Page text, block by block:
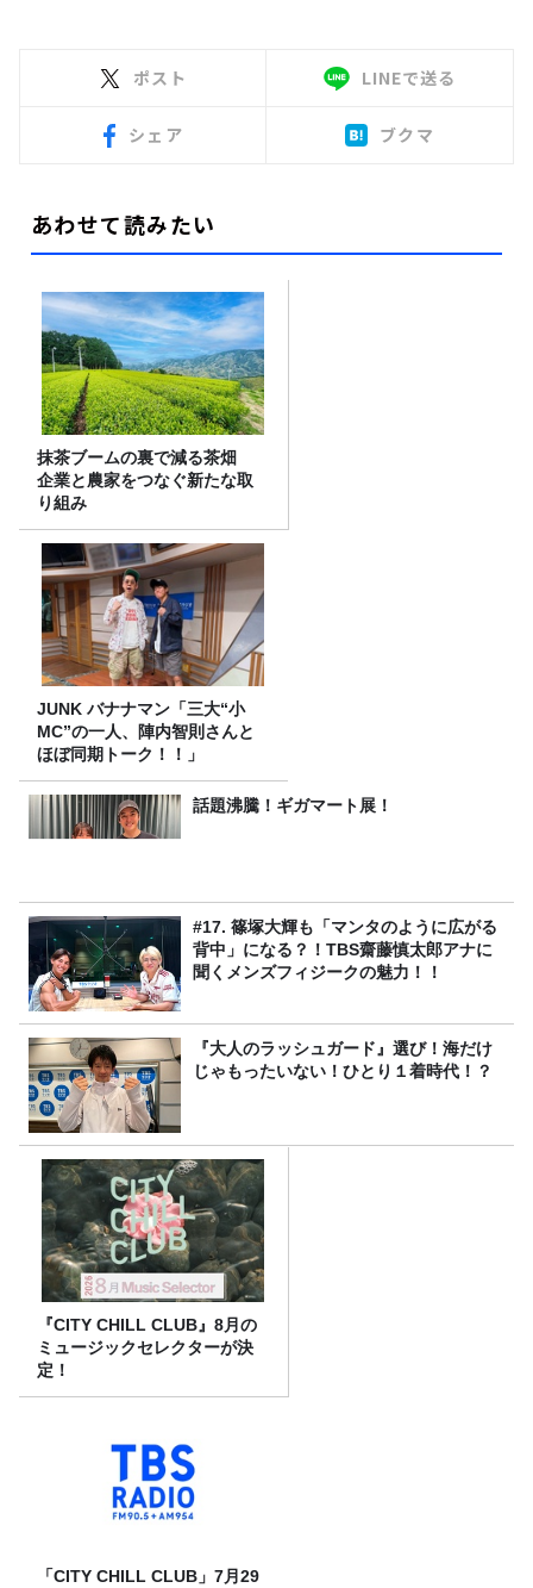
ポスト LINEで送る
シェア ブクマ
あわせて読みたい
抹茶ブームの裏で減る茶畑
企業と農家をつなぐ新たな取
り組み
JUNK バナナマン「三大“小
MC”の一人、陣内智則さんと
ほぼ同期トーク！！」
話題沸騰！ギガマート展！
#17. 篠塚大輝も「マンタのように広がる
背中」になる？！TBS齋藤慎太郎アナに
聞くメンズフィジークの魅力！！
『大人のラッシュガード』選び！海だけ
じゃもったいない！ひとり１着時代！？
『CITY CHILL CLUB』8月の
ミュージックセレクターが決
定！
「CITY CHILL CLUB」7月29